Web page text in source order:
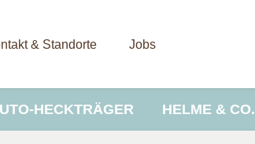
& Standorte Jobs
HECKTRÄGER HELME & CO.